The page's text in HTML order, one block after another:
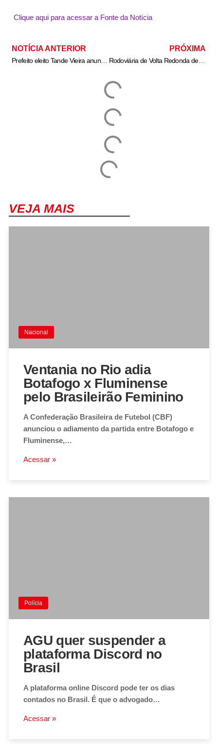
Clique aqui para acessar a Fonte da Notícia
NOTÍCIA ANTERIOR
Prefeito eleito Tande Vieira anuncia Dr. Ricardo Graciosa como secretário de Saúde de Resende
PRÓXIMA
Rodoviária de Volta Redonda deve ser a pior do país
VEJA MAIS
Nacional
Ventania no Rio adia
Botafogo x Fluminense
pelo Brasileirão Feminino
A Confederação Brasileira de Futebol (CBF)
anunciou o adiamento da partida entre Botafogo e
Fluminense,…
Acessar »
Polícia
AGU quer suspender a
plataforma Discord no
Brasil
A plataforma online Discord pode ter os dias
contados no Brasil. É que o advogado…
Acessar »